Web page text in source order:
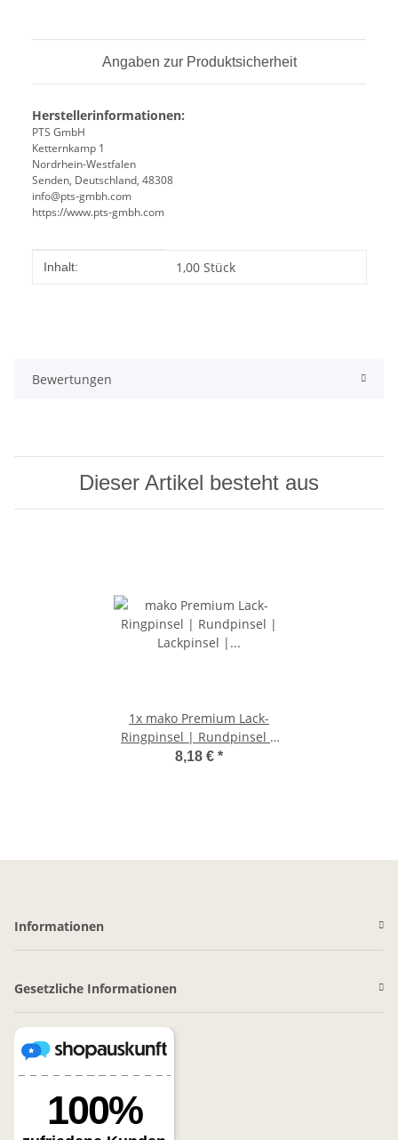
Angaben zur Produktsicherheit
Herstellerinformationen:
PTS GmbH
Ketternkamp 1
Nordrhein-Westfalen
Senden, Deutschland, 48308
info@pts-gmbh.com
https://www.pts-gmbh.com
Produkteigenschaft
Wert
Inhalt: 1,00 Stück
Bewertungen
Dieser Artikel besteht aus
1x mako Premium Lack-
Ringpinsel | Rundpinsel |
Lackpinsel | Lackierpinsel |
8,18 € *
Informationen
Gesetzliche Informationen